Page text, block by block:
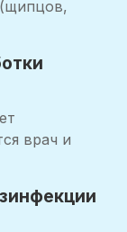
(щипцов,
врач и